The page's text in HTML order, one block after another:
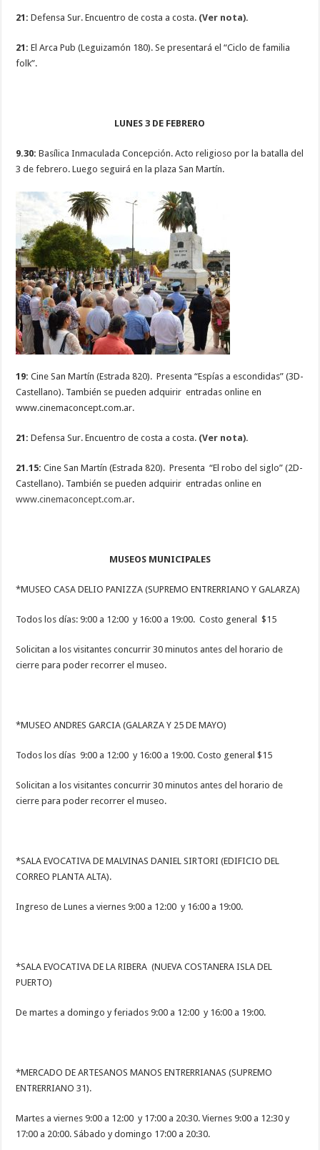
21:Defensa Sur. Encuentro de costa a costa. (Ver nota).
21:El Arca Pub (Leguizamón 180). Se presentará el “Ciclo de familia
folk”.
LUNES 3 DE FEBRERO
9.30:Basílica Inmaculada Concepción. Acto religioso por la batalla del
3 de febrero. Luego seguirá en la plaza San Martín.
19: Cine San Martín (Estrada 820). Presenta “Espías a escondidas” (3D-
Castellano). También se pueden adquirir entradas online en
www.cinemaconcept.com.ar.
21:Defensa Sur. Encuentro de costa a costa. (Ver nota).
21.15:Cine San Martín (Estrada 820). Presenta “El robo del siglo” (2D-
Castellano). También se pueden adquirir entradas online en
www.cinemaconcept.com.ar.
MUSEOS MUNICIPALES
*MUSEO CASA DELIO PANIZZA (SUPREMO ENTRERRIANO Y GALARZA)
Todos los días: 9:00 a 12:00 y 16:00 a 19:00. Costo general $15
Solicitan a los visitantes concurrir 30 minutos antes del horario de
cierre para poder recorrer el museo.
*MUSEO ANDRES GARCIA (GALARZA Y 25 DE MAYO)
Todos los días 9:00 a 12:00 y 16:00 a 19:00. Costo general $15
Solicitan a los visitantes concurrir 30 minutos antes del horario de
cierre para poder recorrer el museo.
*SALA EVOCATIVA DE MALVINAS DANIEL SIRTORI (EDIFICIO DEL
CORREO PLANTA ALTA).
Ingreso de Lunes a viernes 9:00 a 12:00 y 16:00 a 19:00.
*SALA EVOCATIVA DE LA RIBERA (NUEVA COSTANERA ISLA DEL
PUERTO)
De martes a domingo y feriados 9:00 a 12:00 y 16:00 a 19:00.
*MERCADO DE ARTESANOS MANOS ENTRERRIANAS (SUPREMO
ENTRERRIANO 31).
Martes a viernes 9:00 a 12:00 y 17:00 a 20:30. Viernes 9:00 a 12:30 y
17:00 a 20:00. Sábado y domingo 17:00 a 20:30.